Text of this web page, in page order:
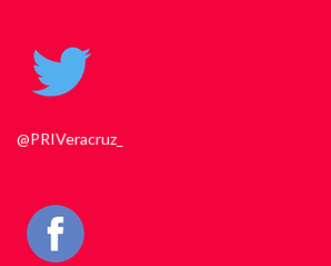
@PRIVeracruz_